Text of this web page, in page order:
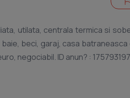
utilata, centrala termica si
beci, garaj, casa batraneasca